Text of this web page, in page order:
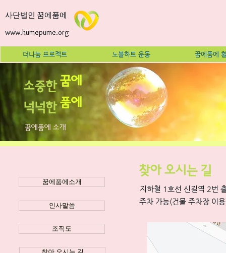
사단법인 꿈에품에
www.kumepume.org
꿈에품에 소개
소중한 꿈에
품에
넉넉한
찾아 오시는 길
지하철 1호선 신길역 2번
주차 가능(건물 주차장 이
꿈에품에소개
인사말씀
조직도
더나눔 프로젝트 노블하트 운동 꿈에품에